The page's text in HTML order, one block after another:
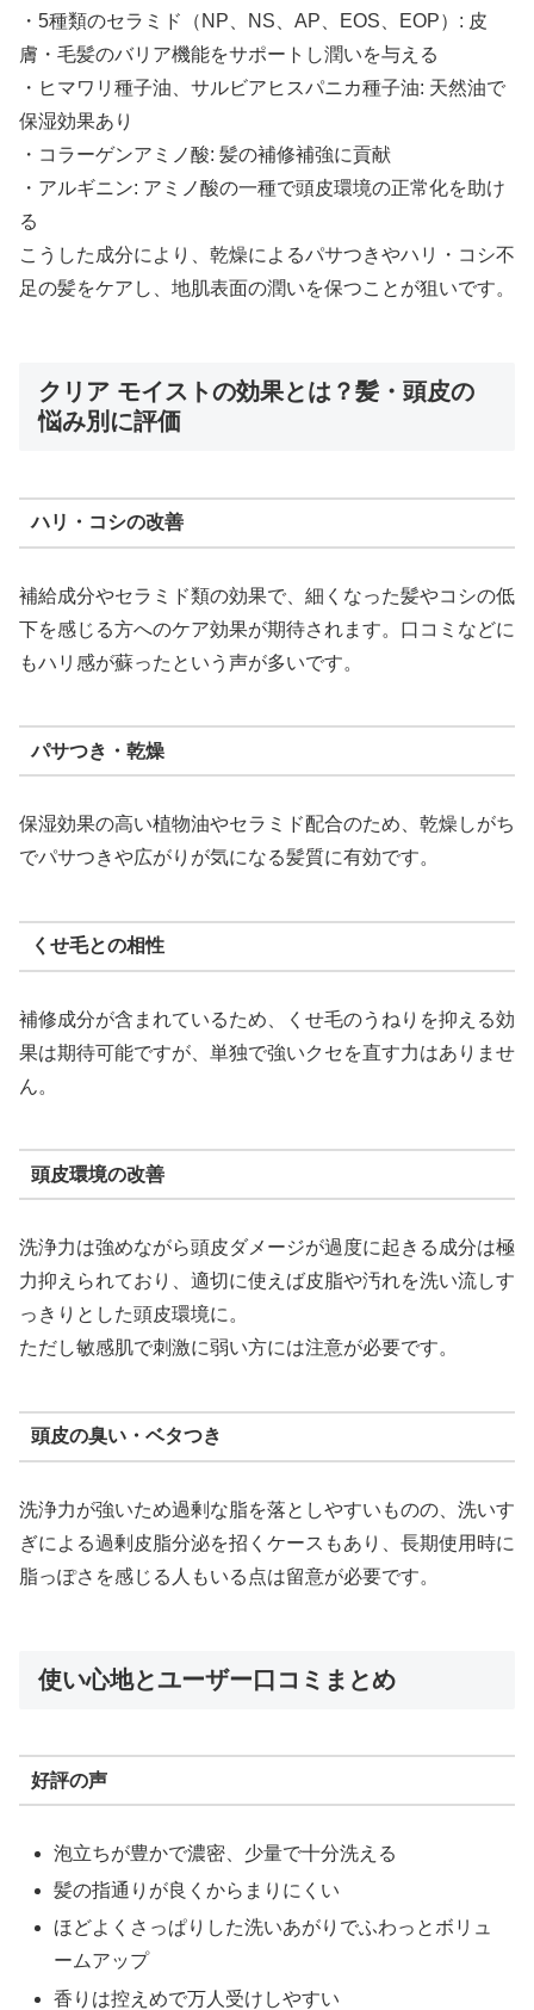
・5種類のセラミド（NP、NS、AP、EOS、EOP）: 皮
膚・毛髪のバリア機能をサポートし潤いを与える
・ヒマワリ種子油、サルビアヒスパニカ種子油: 天然油で
保湿効果あり
・コラーゲンアミノ酸: 髪の補修補強に貢献
・アルギニン: アミノ酸の一種で頭皮環境の正常化を助け
る
こうした成分により、乾燥によるパサつきやハリ・コシ不
足の髪をケアし、地肌表面の潤いを保つことが狙いです。
クリア モイストの効果とは？髪・頭皮の
悩み別に評価
ハリ・コシの改善
補給成分やセラミド類の効果で、細くなった髪やコシの低
下を感じる方へのケア効果が期待されます。口コミなどに
もハリ感が蘇ったという声が多いです。
パサつき・乾燥
保湿効果の高い植物油やセラミド配合のため、乾燥しがち
でパサつきや広がりが気になる髪質に有効です。
くせ毛との相性
補修成分が含まれているため、くせ毛のうねりを抑える効
果は期待可能ですが、単独で強いクセを直す力はありませ
ん。
頭皮環境の改善
洗浄力は強めながら頭皮ダメージが過度に起きる成分は極
力抑えられており、適切に使えば皮脂や汚れを洗い流しす
っきりとした頭皮環境に。
ただし敏感肌で刺激に弱い方には注意が必要です。
頭皮の臭い・ベタつき
洗浄力が強いため過剰な脂を落としやすいものの、洗いす
ぎによる過剰皮脂分泌を招くケースもあり、長期使用時に
脂っぽさを感じる人もいる点は留意が必要です。
使い心地とユーザー口コミまとめ
好評の声
泡立ちが豊かで濃密、少量で十分洗える
髪の指通りが良くからまりにくい
ほどよくさっぱりした洗いあがりでふわっとボリュ
ームアップ
香りは控えめで万人受けしやすい